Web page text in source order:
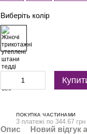
Виберіть колір
ПОКУПКА ЧАСТИНАМИ
3 платежі по 344.67 грн
Опис Новий відгук